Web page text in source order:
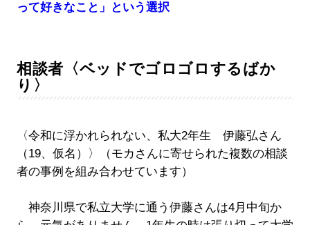
って好きなこと」という選択
相談者〈ベッドでゴロゴロするばか
り〉
〈令和に浮かれられない、私大2年生 伊藤弘さん
（19、仮名）〉（モカさんに寄せられた複数の相談
者の事例を組み合わせています）
神奈川県で私立大学に通う伊藤さんは4月中旬か